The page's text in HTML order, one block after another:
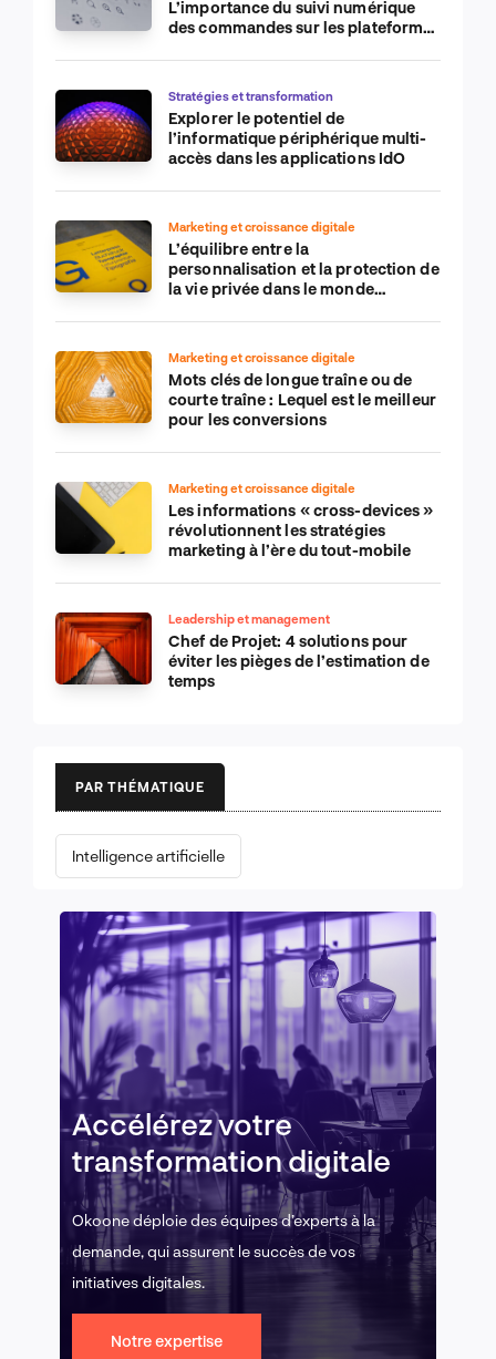
L’importance du suivi numérique
des commandes sur les plateformes
Stratégies et transformation
Explorer le potentiel de
l’informatique périphérique multi-
accès dans les applications IdO
Marketing et croissance digitale
L’équilibre entre la
personnalisation et la protection de
la vie privée dans le monde
Marketing et croissance digitale
Mots clés de longue traîne ou de
courte traîne : Lequel est le meilleur
pour les conversions
Marketing et croissance digitale
Les informations « cross-devices »
révolutionnent les stratégies
marketing à l’ère du tout-mobile
Leadership et management
Chef de Projet: 4 solutions pour
éviter les pièges de l’estimation de
temps
PAR THÉMATIQUE
Intelligence artificielle
Accélérez votre
transformation digitale
Okoone déploie des équipes d’experts à la
demande, qui assurent le succès de vos
initiatives digitales.
Notre expertise